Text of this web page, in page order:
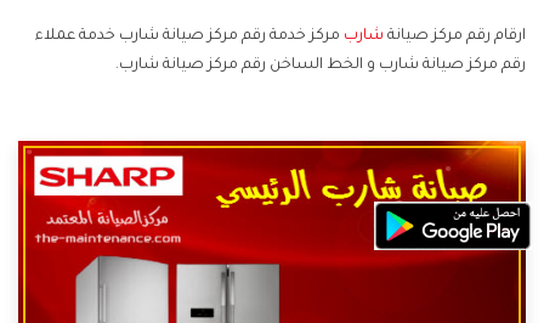
ارقام رقم مركز صيانة شارب مركز خدمة رقم مركز صيانة شارب خدمة عملاء
رقم مركز صيانة شارب و الخط الساخن رقم مركز صيانة شارب.